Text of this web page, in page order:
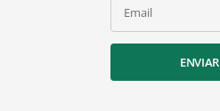
Email
ENVIAR